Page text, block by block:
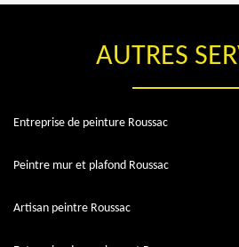
AUTRES
Entreprise de peinture Roussac
Peintre mur et plafond Roussac
Artisan peintre Roussac